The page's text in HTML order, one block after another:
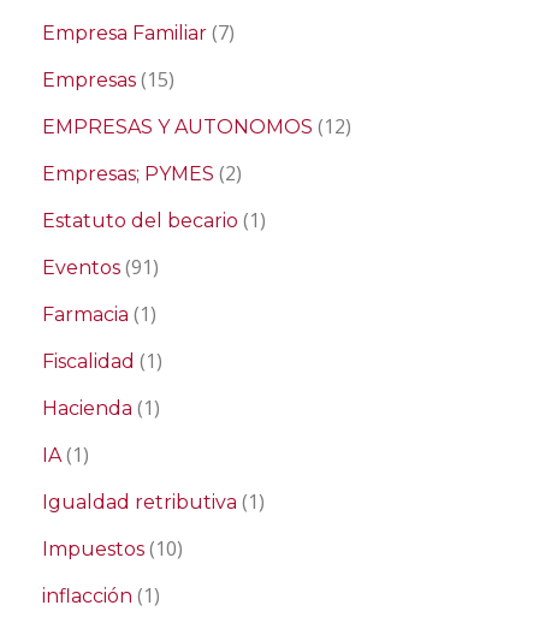
Empresa Familiar (7)
Empresas (15)
EMPRESAS Y AUTONOMOS (12)
Empresas; PYMES (2)
Estatuto del becario (1)
Eventos (91)
Farmacia (1)
Fiscalidad (1)
Hacienda (1)
IA(1)
Igualdad retributiva (1)
Impuestos (10)
inflacción (1)